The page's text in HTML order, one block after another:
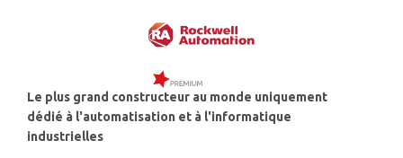
Le plus grand constructeur au monde uniquement
dédié à l'automatisation et à l'informatique
industrielles